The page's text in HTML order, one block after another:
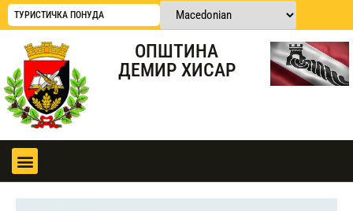
ТУРИСТИЧКА ПОНУДА
ОПШТИНА
ДЕМИР ХИСАР